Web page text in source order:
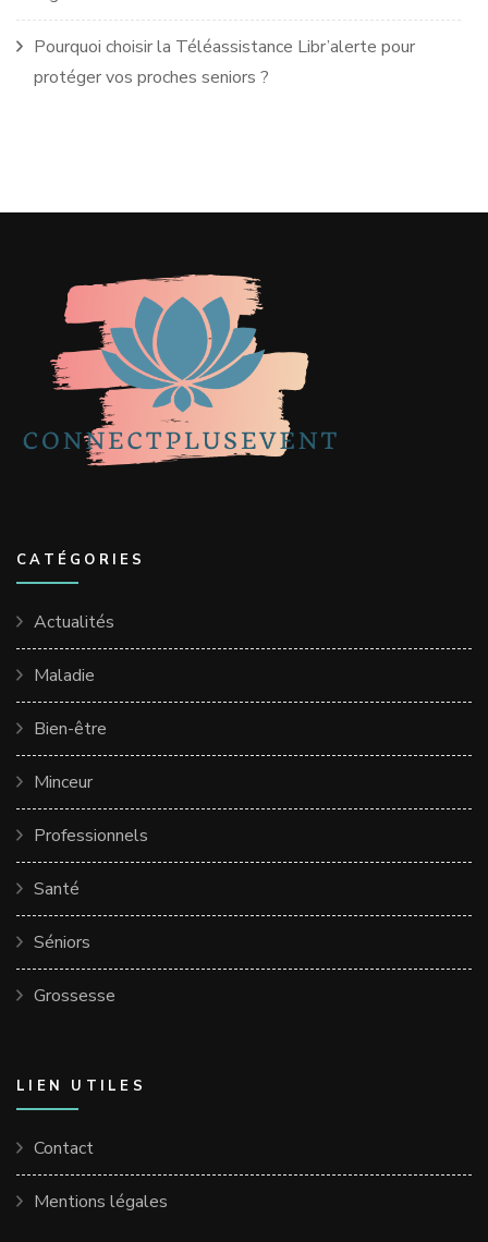
Pourquoi choisir la Téléassistance Libr’alerte pour
protéger vos proches seniors ?
CATÉGORIES
Actualités
Maladie
Bien-être
Minceur
Professionnels
Santé
Séniors
Grossesse
LIEN UTILES
Contact
Mentions légales